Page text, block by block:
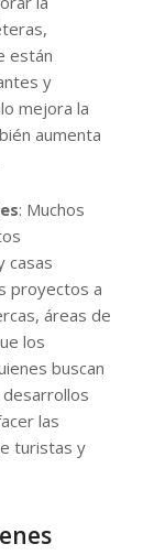
están
y
mejora la
aumenta
: Muchos
casas
proyectos a
áreas de
los
buscan
desarrollos
las
turistas y